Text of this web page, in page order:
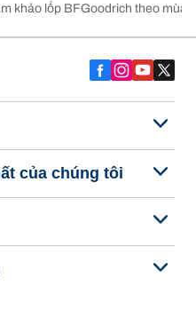
khảo lốp BFGoodrich theo
của chúng tôi